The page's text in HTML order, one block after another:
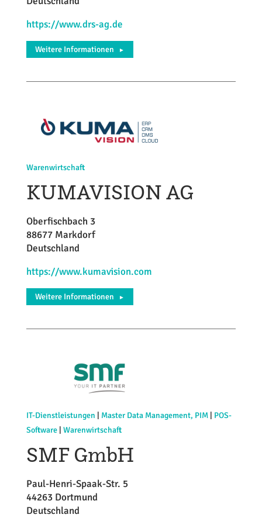
https://www.drs-ag.de
Weitere Informationen ►
Warenwirtschaft
KUMAVISION AG
Oberfischbach 3
88677 Markdorf
Deutschland
https://www.kumavision.com
Weitere Informationen ►
IT-Dienstleistungen Master Data Management, PIM| POS-
Software| Warenwirtschaft
SMF GmbH
Paul-Henri-Spaak-Str. 5
44263 Dortmund
Deutschland